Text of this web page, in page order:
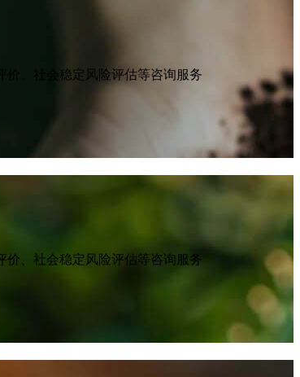
价、社会稳定风险评估等咨询服务
价、社会稳定风险评估等咨询服务